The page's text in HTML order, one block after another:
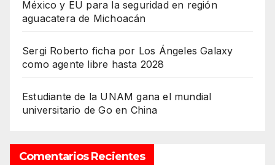
México y EU para la seguridad en región
aguacatera de Michoacán
Sergi Roberto ficha por Los Ángeles Galaxy
como agente libre hasta 2028
Estudiante de la UNAM gana el mundial
universitario de Go en China
Comentarios Recientes